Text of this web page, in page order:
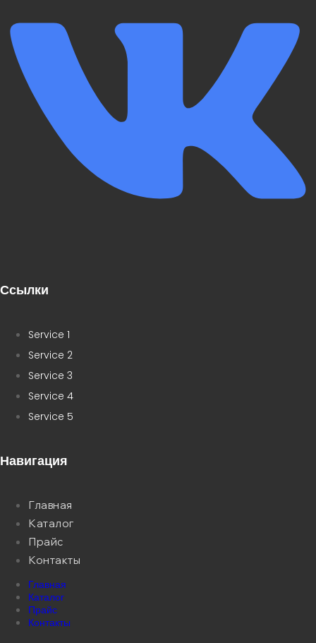
Ссылки
Service 1
Service 2
Service 3
Service 4
Service 5
Навигация
Главная
Каталог
Прайс
Контакты
Главная
Каталог
Прайс
Контакты